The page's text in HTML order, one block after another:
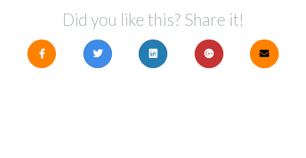
Did you like this? Share it!